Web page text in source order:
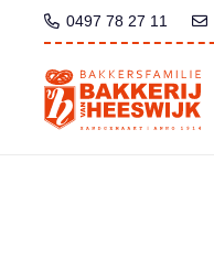
0497 78 27 11